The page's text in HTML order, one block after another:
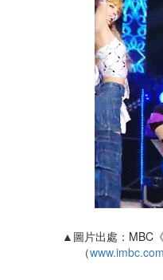
▲圖片出處：MBC
（